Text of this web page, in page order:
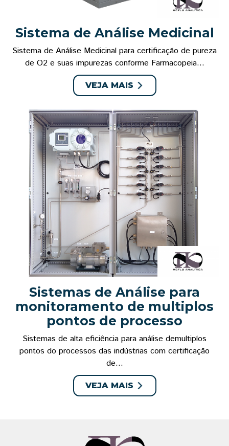
Sistema de Análise Medicinal
Sistema de Análise Medicinal para certificação de pureza
de O2 e suas impurezas conforme Farmacopeia...
VEJA MAIS
Sistemas de Análise para
monitoramento de multiplos
pontos de processo
Sistemas de alta eficiência para análise demultiplos
pontos do processos das indústrias com certificação
de...
VEJA MAIS